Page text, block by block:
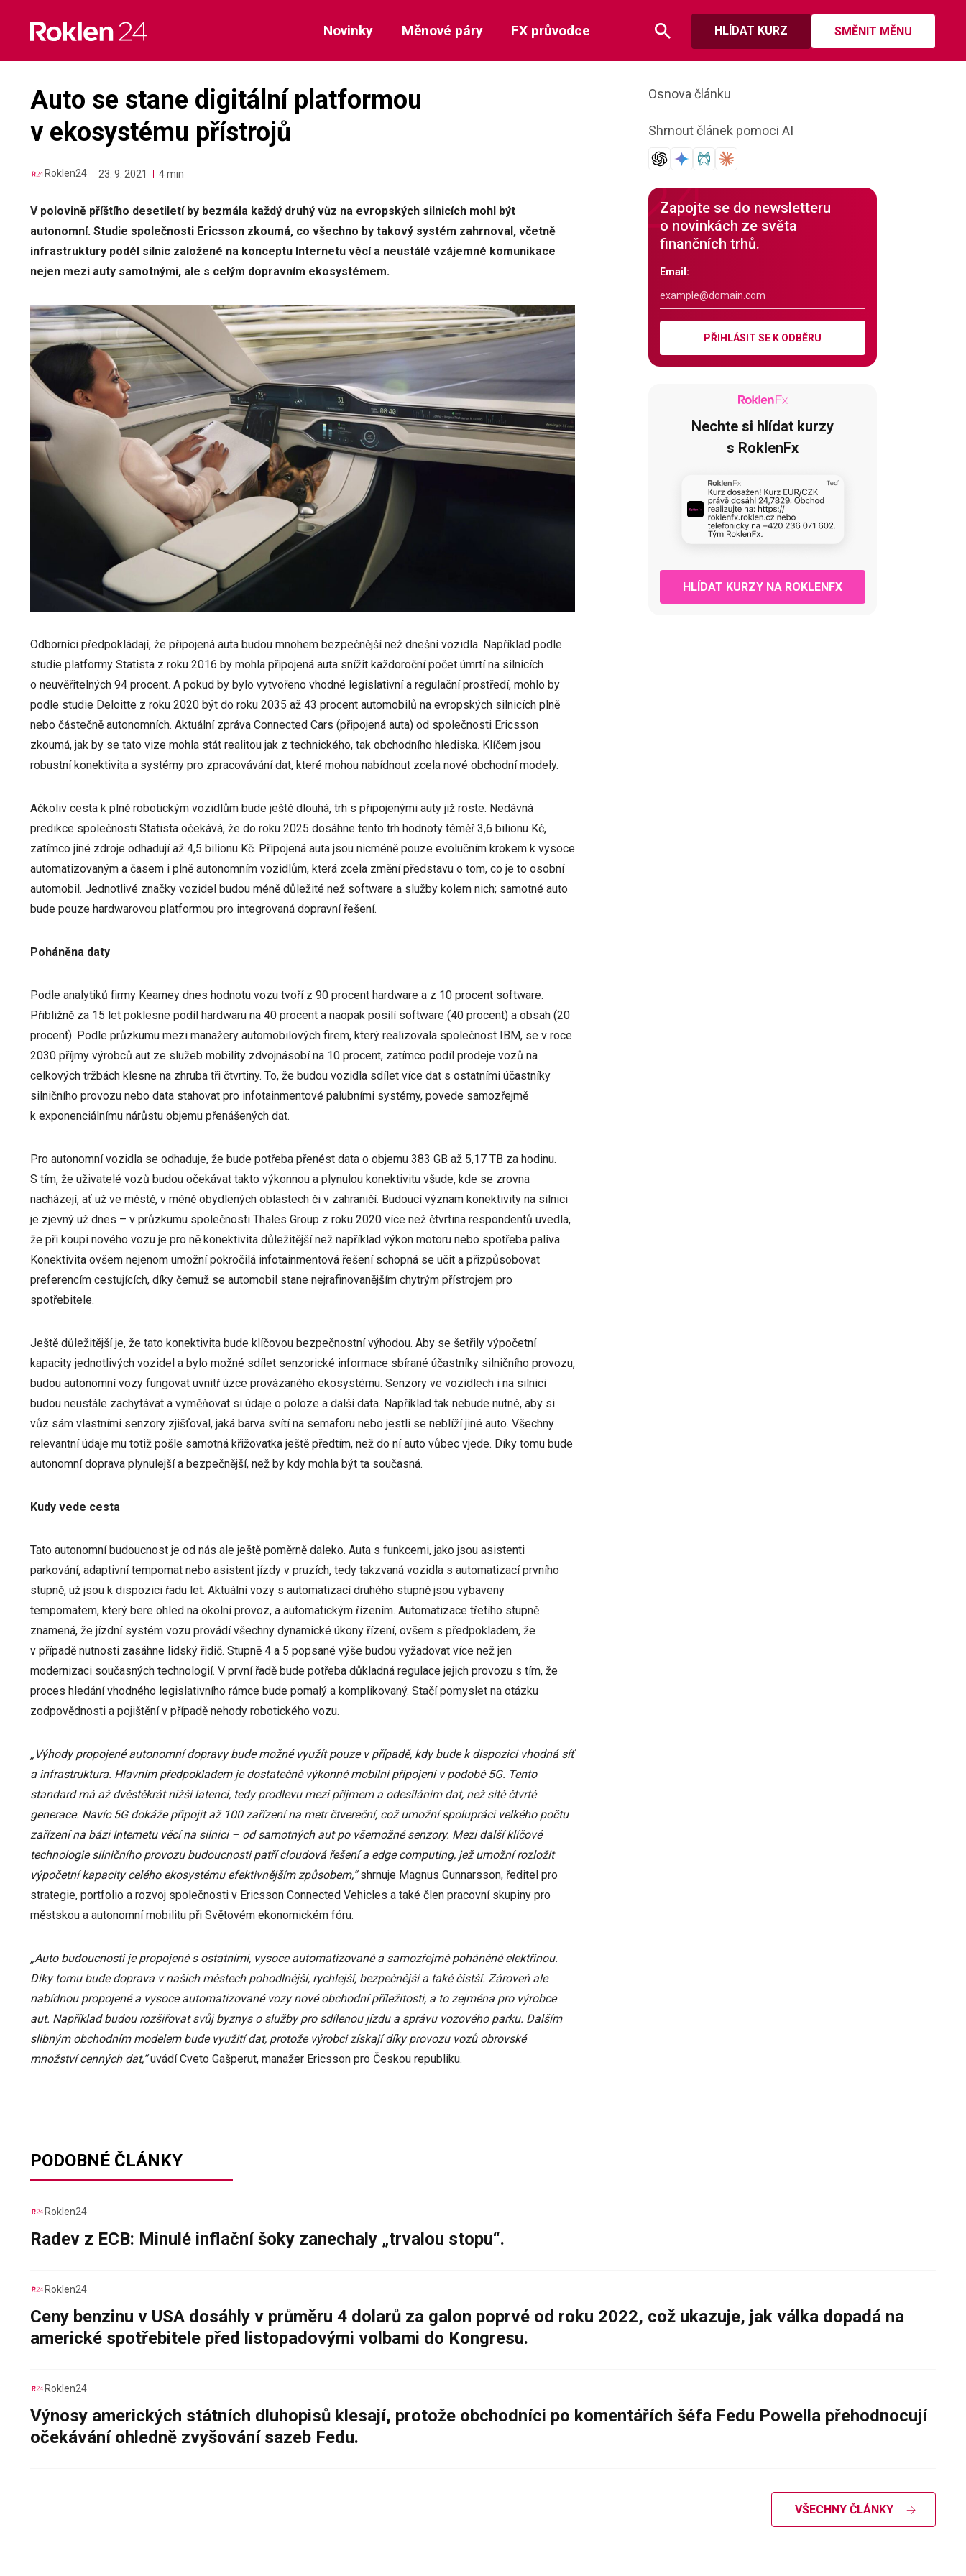
content
HLÍDAT KURZ SMĚNIT MĚNU
Novinky Měnové páry FX průvodce
Auto se stane digitální platformou
v ekosystému přístrojů
Roklen24 23. 9. 2021 4 min
V polovině příštího desetiletí by bezmála každý druhý vůz na evropských silnicích mohl být
autonomní. Studie společnosti Ericsson zkoumá, co všechno by takový systém zahrnoval, včetně
infrastruktury podél silnic založené na konceptu Internetu věcí a neustálé vzájemné komunikace
nejen mezi auty samotnými, ale s celým dopravním ekosystémem.
Odborníci předpokládají, že připojená auta budou mnohem bezpečnější než dnešní vozidla. Například podle
studie platformy Statista z roku 2016 by mohla připojená auta snížit každoroční počet úmrtí na silnicích
o neuvěřitelných 94 procent. A pokud by bylo vytvořeno vhodné legislativní a regulační prostředí, mohlo by
podle studie Deloitte z roku 2020 být do roku 2035 až 43 procent automobilů na evropských silnicích plně
nebo částečně autonomních. Aktuální zpráva Connected Cars (připojená auta) od společnosti Ericsson
zkoumá, jak by se tato vize mohla stát realitou jak z technického, tak obchodního hlediska. Klíčem jsou
robustní konektivita a systémy pro zpracovávání dat, které mohou nabídnout zcela nové obchodní modely.
Ačkoliv cesta k plně robotickým vozidlům bude ještě dlouhá, trh s připojenými auty již roste. Nedávná
predikce společnosti Statista očekává, že do roku 2025 dosáhne tento trh hodnoty téměř 3,6 bilionu Kč,
zatímco jiné zdroje odhadují až 4,5 bilionu Kč. Připojená auta jsou nicméně pouze evolučním krokem k vysoce
automatizovaným a časem i plně autonomním vozidlům, která zcela změní představu o tom, co je to osobní
automobil. Jednotlivé značky vozidel budou méně důležité než software a služby kolem nich; samotné auto
bude pouze hardwarovou platformou pro integrovaná dopravní řešení.
Poháněna daty
Podle analytiků firmy Kearney dnes hodnotu vozu tvoří z 90 procent hardware a z 10 procent software.
Přibližně za 15 let poklesne podíl hardwaru na 40 procent a naopak posílí software (40 procent) a obsah (20
procent). Podle průzkumu mezi manažery automobilových firem, který realizovala společnost IBM, se v roce
2030 příjmy výrobců aut ze služeb mobility zdvojnásobí na 10 procent, zatímco podíl prodeje vozů na
celkových tržbách klesne na zhruba tři čtvrtiny. To, že budou vozidla sdílet více dat s ostatními účastníky
silničního provozu nebo data stahovat pro infotainmentové palubními systémy, povede samozřejmě
k exponenciálnímu nárůstu objemu přenášených dat.
Pro autonomní vozidla se odhaduje, že bude potřeba přenést data o objemu 383 GB až 5,17 TB za hodinu.
S tím, že uživatelé vozů budou očekávat takto výkonnou a plynulou konektivitu všude, kde se zrovna
nacházejí, ať už ve městě, v méně obydlených oblastech či v zahraničí. Budoucí význam konektivity na silnici
je zjevný už dnes – v průzkumu společnosti Thales Group z roku 2020 více než čtvrtina respondentů uvedla,
že při koupi nového vozu je pro ně konektivita důležitější než například výkon motoru nebo spotřeba paliva.
Konektivita ovšem nejenom umožní pokročilá infotainmentová řešení schopná se učit a přizpůsobovat
preferencím cestujících, díky čemuž se automobil stane nejrafinovanějším chytrým přístrojem pro
spotřebitele.
Ještě důležitější je, že tato konektivita bude klíčovou bezpečnostní výhodou. Aby se šetřily výpočetní
kapacity jednotlivých vozidel a bylo možné sdílet senzorické informace sbírané účastníky silničního provozu,
budou autonomní vozy fungovat uvnitř úzce provázaného ekosystému. Senzory ve vozidlech i na silnici
budou neustále zachytávat a vyměňovat si údaje o poloze a další data. Například tak nebude nutné, aby si
vůz sám vlastními senzory zjišťoval, jaká barva svítí na semaforu nebo jestli se neblíží jiné auto. Všechny
relevantní údaje mu totiž pošle samotná křižovatka ještě předtím, než do ní auto vůbec vjede. Díky tomu bude
autonomní doprava plynulejší a bezpečnější, než by kdy mohla být ta současná.
Kudy vede cesta
Tato autonomní budoucnost je od nás ale ještě poměrně daleko. Auta s funkcemi, jako jsou asistenti
parkování, adaptivní tempomat nebo asistent jízdy v pruzích, tedy takzvaná vozidla s automatizací prvního
stupně, už jsou k dispozici řadu let. Aktuální vozy s automatizací druhého stupně jsou vybaveny
tempomatem, který bere ohled na okolní provoz, a automatickým řízením. Automatizace třetího stupně
znamená, že jízdní systém vozu provádí všechny dynamické úkony řízení, ovšem s předpokladem, že
v případě nutnosti zasáhne lidský řidič. Stupně 4 a 5 popsané výše budou vyžadovat více než jen
modernizaci současných technologií. V první řadě bude potřeba důkladná regulace jejich provozu s tím, že
proces hledání vhodného legislativního rámce bude pomalý a komplikovaný. Stačí pomyslet na otázku
zodpovědnosti a pojištění v případě nehody robotického vozu.
„Výhody propojené autonomní dopravy bude možné využít pouze v případě, kdy bude k dispozici vhodná síť
a infrastruktura. Hlavním předpokladem je dostatečně výkonné mobilní připojení v podobě 5G. Tento
standard má až dvěstěkrát nižší latenci, tedy prodlevu mezi příjmem a odesíláním dat, než sítě čtvrté
generace. Navíc 5G dokáže připojit až 100 zařízení na metr čtvereční, což umožní spolupráci velkého počtu
zařízení na bázi Internetu věcí na silnici – od samotných aut po všemožné senzory. Mezi další klíčové
technologie silničního provozu budoucnosti patří cloudová řešení a edge computing, jež umožní rozložit
výpočetní kapacity celého ekosystému efektivnějším způsobem,“shrnuje Magnus Gunnarsson, ředitel pro
strategie, portfolio a rozvoj společnosti v Ericsson Connected Vehicles a také člen pracovní skupiny pro
městskou a autonomní mobilitu při Světovém ekonomickém fóru.
„Auto budoucnosti je propojené s ostatními, vysoce automatizované a samozřejmě poháněné elektřinou.
Díky tomu bude doprava v našich městech pohodlnější, rychlejší, bezpečnější a také čistší. Zároveň ale
nabídnou propojené a vysoce automatizované vozy nové obchodní příležitosti, a to zejména pro výrobce
aut. Například budou rozšiřovat svůj byznys o služby pro sdílenou jízdu a správu vozového parku. Dalším
slibným obchodním modelem bude využití dat, protože výrobci získají díky provozu vozů obrovské
množství cenných dat,“uvádí Cveto Gašperut, manažer Ericsson pro Českou republiku.
Osnova článku
Shrnout článek pomoci AI
Zapojte se do newsletteru
o novinkách ze světa
finančních trhů.
Email:
PŘIHLÁSIT SE K ODBĚRU
Nechte si hlídat kurzy
s RoklenFx
HLÍDAT KURZY NA ROKLENFX
PODOBNÉ ČLÁNKY
Roklen24
Radev z ECB: Minulé inflační šoky zanechaly „trvalou stopu“.
Roklen24
Ceny benzinu v USA dosáhly v průměru 4 dolarů za galon poprvé od roku 2022, což ukazuje, jak válka dopadá na
americké spotřebitele před listopadovými volbami do Kongresu.
Roklen24
Výnosy amerických státních dluhopisů klesají, protože obchodníci po komentářích šéfa Fedu Powella přehodnocují
očekávání ohledně zvyšování sazeb Fedu.
VŠECHNY ČLÁNKY